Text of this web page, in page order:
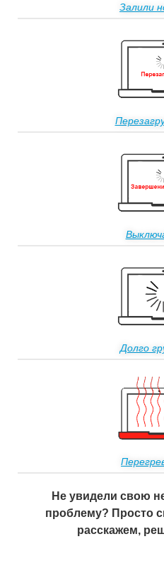
Залили
Долго
Не увидели свою
проблему? Просто
расскажем,